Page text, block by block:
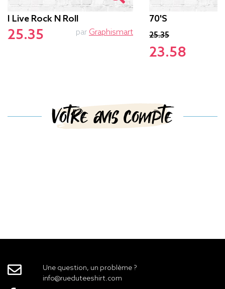
I Live Rock N Roll
25.35 par Graphismart
70's
25.35
23.58
Votre avis compte
Une question, un problème ?
info@rueduteeshirt.com